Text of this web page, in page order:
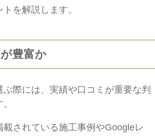
を解説します。
豊富か
際には、実績や口コミが重要な判
載されている施工事例やGoogleレ